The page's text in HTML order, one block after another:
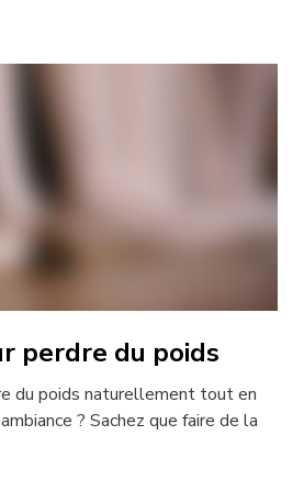
perdre du poids
du poids naturellement tout en
? Sachez que faire de la